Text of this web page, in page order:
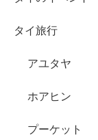
タイ旅行
アユタヤ
ホアヒン
プーケット